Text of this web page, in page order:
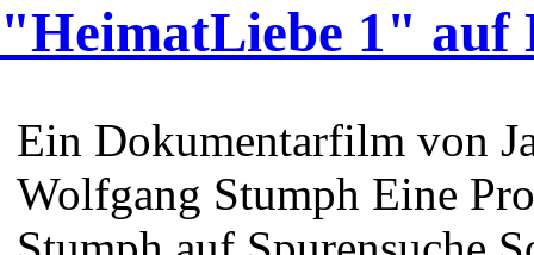
"HeimatLiebe 1" auf
Ein Dokumentarfilm von
Wolfgang Stumph Eine